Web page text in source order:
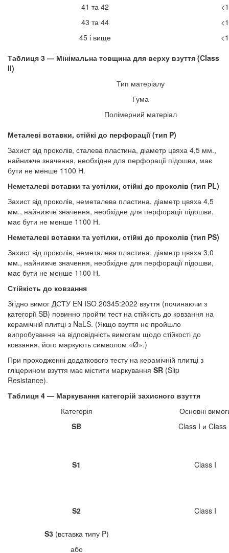
41 та 42
43 та 44
45 і вище
Таблиця 3 — Мінімальна товщина для верху взуття (Class
II)
Тип матеріалу
Гума
Полімерний матеріал
Металеві вставки, стійкі до перфорації (тип P)
Захист від проколів, сталева пластина, діаметр цвяха 4,5 мм.,
найнижче значення, необхідне для перфорації підошви, має
бути не менше 1100 Н.
Неметалеві вставки та устілки, стійкі до проколів (тип PL)
Захист від проколів, неметалева пластина, діаметр цвяха 4,5
мм., найнижче значення, необхідне для перфорації підошви,
має бути не менше 1100 Н.
Неметалеві вставки та устілки, стійкі до проколів (тип PS)
Захист від проколів, неметалева пластина, діаметр цвяха 3,0
мм., найнижче значення, необхідне для перфорації підошви,
має бути не менше 1100 Н.
Стійкість до ковзання
Згідно вимог ДСТУ EN ISO 20345:2022 взуття (починаючи з
категорії SB) повинно пройти тест на стійкість до ковзання на
керамічній плитці з NaLS. (Якщо взуття не пройшло
випробування на відповідність вимогам щодо стійкості до
ковзання, його маркують символом «Ø».)
При проходженні додаткового тесту на керамічній плитці з
гліцерином взуття має містити маркування SR (Slip
Resistance).
Таблиця 4 — Маркування категорій захисного взуття
Категорія
Основні
SB
Class I и Class
S1 Class I
S2 Class I
S3 (вставка типу P)
або